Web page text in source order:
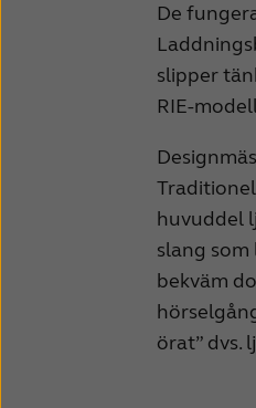
De
slipper
RIE-
huvuddel
slang
bekväm
örat” dvs.